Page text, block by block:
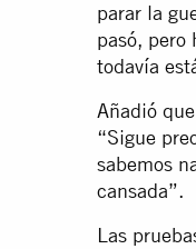
parar la
pasó, pero
todavía
Añadió
“Sigue
sabemos
cansada”.
Las